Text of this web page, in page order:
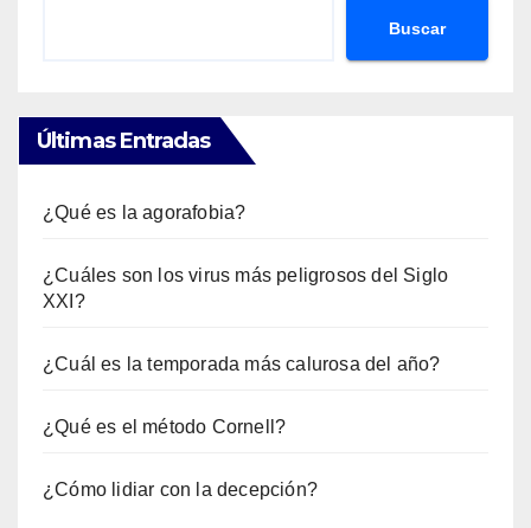
Buscar
Últimas Entradas
¿Qué es la agorafobia?
¿Cuáles son los virus más peligrosos del Siglo
XXI?
¿Cuál es la temporada más calurosa del año?
¿Qué es el método Cornell?
¿Cómo lidiar con la decepción?